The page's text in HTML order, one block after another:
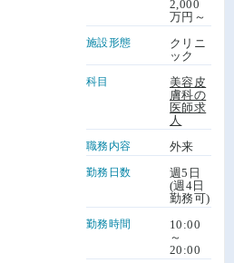
2,000
万円～
施設形態
クリニ
ック
科目
美容皮
膚科の
医師求
人
職務内容 外来
勤務日数
週5日
(週4日
勤務可)
勤務時間
10:00
～
20:00